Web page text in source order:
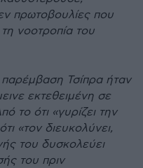
πρωτοβουλίες που
νοοτροπία του
Τσίπρα ήταν
εκτεθειµένη σε
το ότι «γυρίζει την
«τον διευκολύνει,
του δυσκολεύει
του πριν